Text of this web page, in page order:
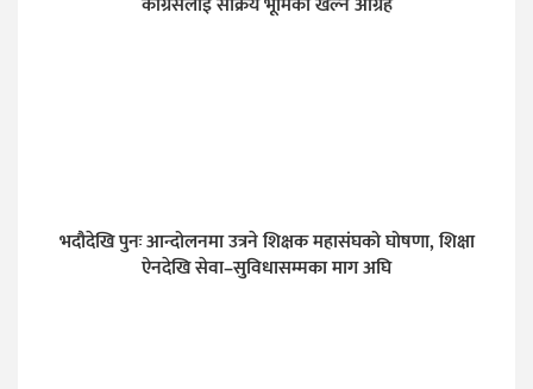
भदौदेखि पुनः आन्दोलनमा उत्रने शिक्षक महासंघको घोषणा, शिक्षा
ऐनदेखि सेवा–सुविधासम्मका माग अघि